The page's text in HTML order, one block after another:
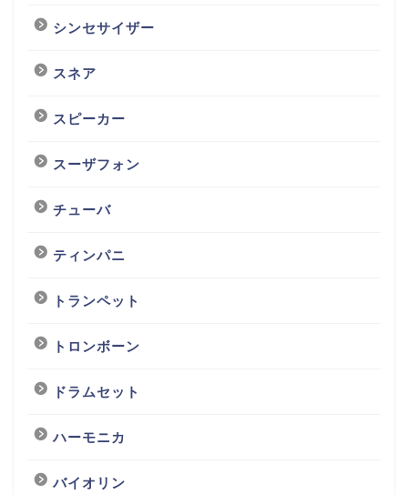
シンセサイザー
スネア
スピーカー
スーザフォン
チューバ
ティンパニ
トランペット
トロンボーン
ドラムセット
ハーモニカ
バイオリン